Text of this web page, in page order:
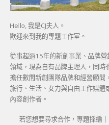
Hello, 我是CJ夫人。
歡迎來到我的專題工作室。
從事超過15年的新創事業、品牌
領域，現為自有品牌主理人，同時
擔任數間新創團隊品牌和經營顧問
旅行、生活、女力與自由工作媒體
內容創作者。
若您想要尋求合作，專題採編